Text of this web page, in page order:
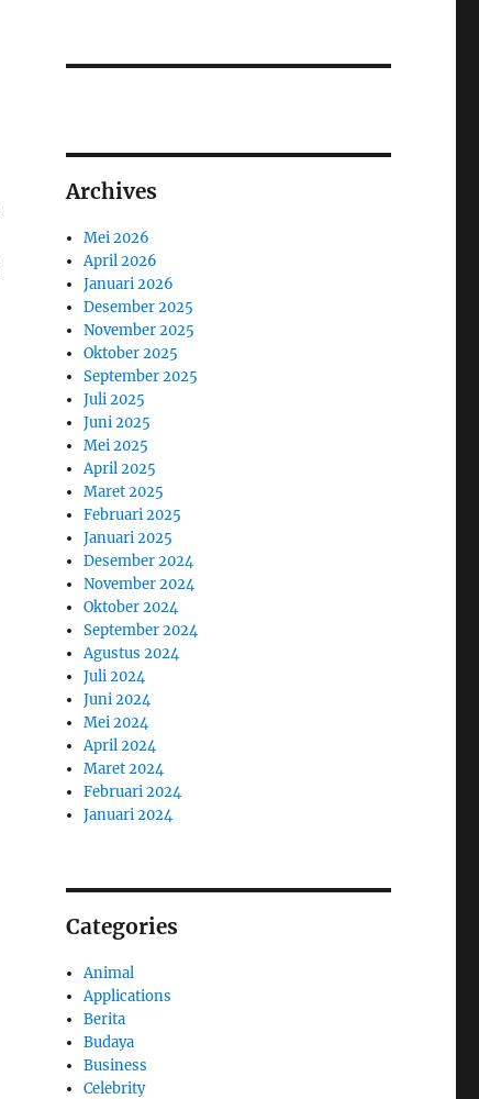
Archives
Mei 2026
April 2026
Januari 2026
Desember 2025
November 2025
Oktober 2025
September 2025
Juli 2025
Juni 2025
Mei 2025
April 2025
Maret 2025
Februari 2025
Januari 2025
Desember 2024
November 2024
Oktober 2024
September 2024
Agustus 2024
Juli 2024
Juni 2024
Mei 2024
April 2024
Maret 2024
Februari 2024
Januari 2024
Categories
Animal
Applications
Berita
Budaya
Business
Celebrity